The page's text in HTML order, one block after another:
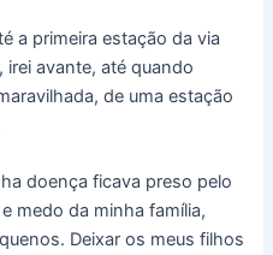
a primeira estação da via
irei avante, até quando
de uma estação
doença ficava preso pelo
medo da minha família,
Deixar os meus filhos